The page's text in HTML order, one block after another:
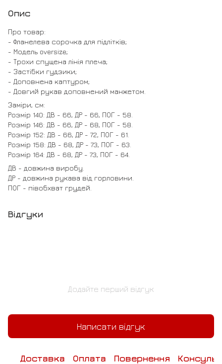
Опис
Про товар:
- Фланелева сорочка для підлітків;
- Модель oversize;
- Трохи спущена лінія плеча;
- Застібки гудзики;
- Доповнена каптуром;
- Довгий рукав доповнений манжетом.
Заміри, см:
Розмір 140: ДВ - 66, ДР - 66, ПОГ - 58.
Розмір 146: ДВ - 66, ДР - 68, ПОГ - 58.
Розмір 152: ДВ - 66, ДР - 72, ПОГ - 61.
Розмір 158: ДВ - 68, ДР - 73, ПОГ - 63.
Розмір 164: ДВ - 68, ДР - 73, ПОГ - 64.
ДВ - довжина виробу.
ДР - довжина рукава від горловини.
ПОГ - півобхват грудей.
Відгуки
Додайте перший відгук
Написати відгук
Доставка Оплата Повернення